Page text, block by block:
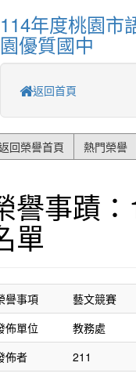
114年度桃園市
園優質國中
返回首頁
回榮譽首頁 熱門榮譽
譽事蹟
單
譽事項
藝文競賽
佈單位
教務處
佈者
211